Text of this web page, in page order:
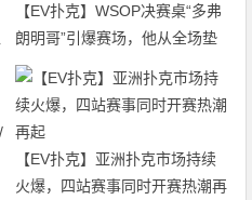
【EV扑克】WSOP决赛桌“多弗
朗明哥”引爆赛场，他从全场垫
底打到了冠军争夺者
【EV扑克】亚洲扑克市场持续
火爆，四站赛事同时开赛热潮再